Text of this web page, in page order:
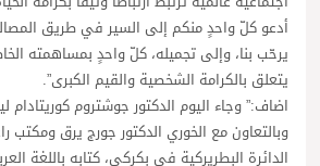
أدعو كلّ واحدٍ منكم إلى السير في طريق
يرحّب بنا، وإلى تجميله، كلّ واحدٍ بمساهمته
يتعلق بالكرامة الشخصية والقيم الكبرى”.
اضاف:” وجاء اليوم الدكتور جوشتروم كوريتادام
وبالتعاون مع الخوري الدكتور جورج يرق ومكتب
الدائرة البطريركية في بكركي، كتابه باللغة